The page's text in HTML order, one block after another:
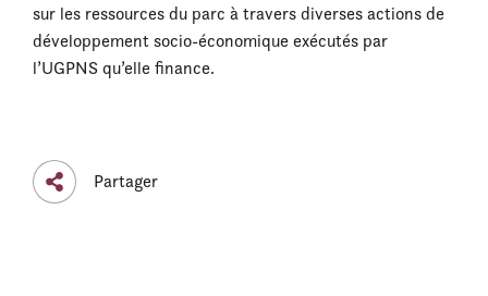
sur les ressources du parc à travers diverses actions de
développement socio-économique exécutés par
l’UGPNS qu’elle finance.
Partager